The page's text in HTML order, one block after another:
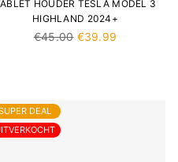
HOUDER TESLA MODEL 3
HIGHLAND 2024+
Normale
€45.00 €39.99
DEAL